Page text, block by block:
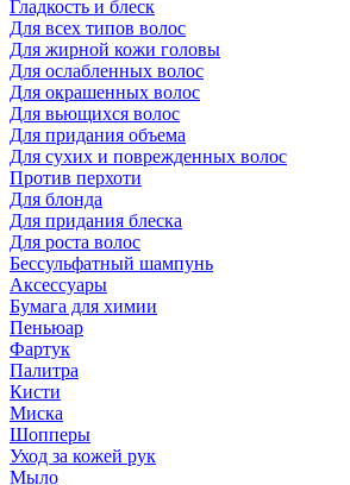
Гладкость и блеск
Для всех типов волос
Для жирной кожи головы
Для ослабленных волос
Для окрашенных волос
Для вьющихся волос
Для придания объема
Для сухих и поврежденных волос
Против перхоти
Для блонда
Для придания блеска
Для роста волос
Бессульфатный шампунь
Аксессуары
Бумага для химии
Пеньюар
Фартук
Палитра
Кисти
Миска
Шопперы
Уход за кожей рук
Мыло